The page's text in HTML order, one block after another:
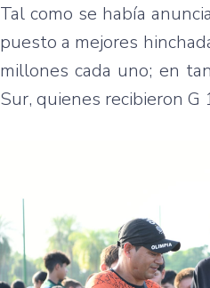
Tal como se había
puesto a mejores
millones cada uno; en
Sur, quienes recibieron G